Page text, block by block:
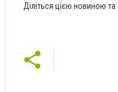
Діліться цією новиною та